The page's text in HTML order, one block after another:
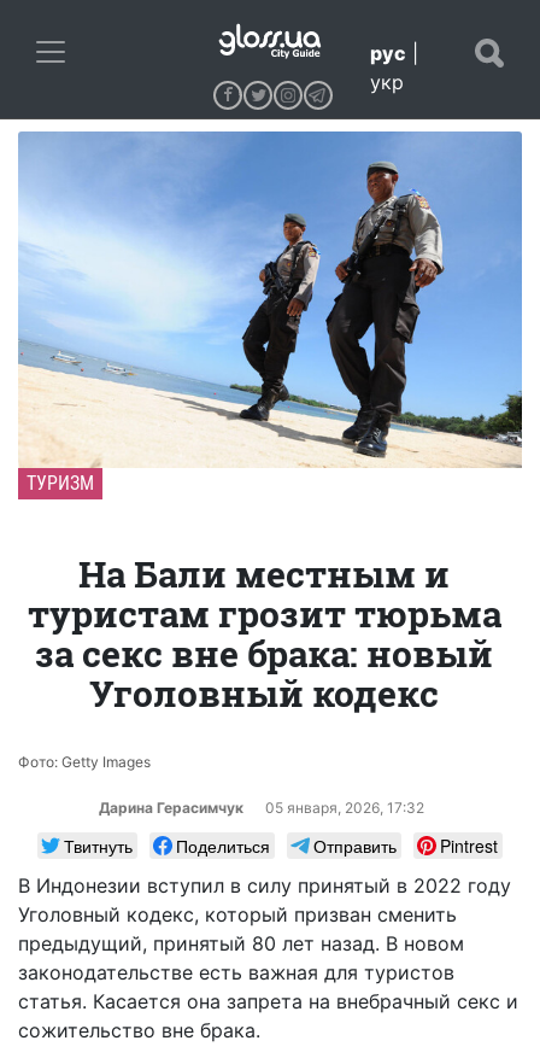
рус
укр
ТУРИЗМ
На Бали местным и
туристам грозит тюрьма
за секс вне брака: новый
Уголовный кодекс
Фото: Getty Images
Дарина Герасимчук 05 января, 2026, 17:32
Твитнуть Поделиться Отправить
Pintrest
В Индонезии вступил в силу принятый в 2022 году
Уго­лов­ный ко­декс, который призван сменить
предыдущий, принятый 80 лет назад. В новом
законодательстве есть важная для туристов
статья. Касается она запрета на внебрачный секс и
со­жи­тель­ство вне бра­ка.